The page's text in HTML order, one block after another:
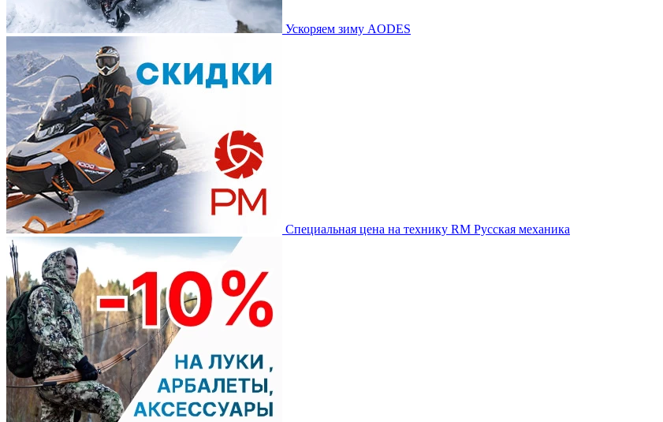
Ускоряем зиму AODES
Специальная цена на технику RM Русская механика